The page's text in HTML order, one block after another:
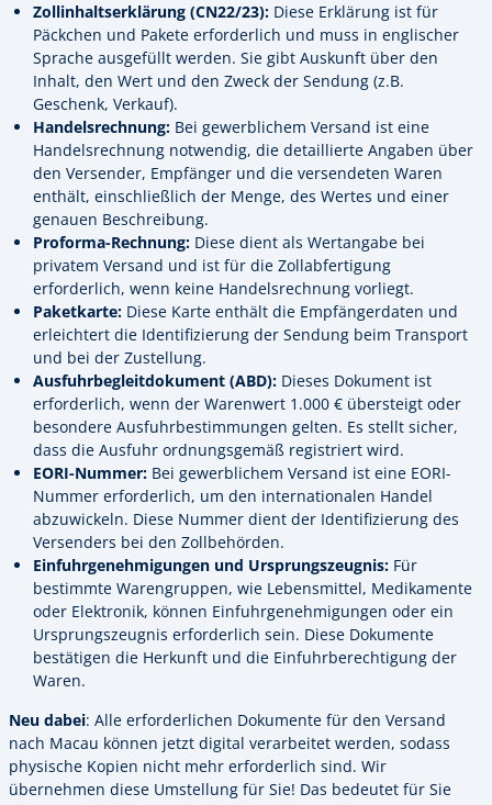
Zollinhaltserklärung (CN22/23): Diese Erklärung ist für
Päckchen und Pakete erforderlich und muss in englischer
Sprache ausgefüllt werden. Sie gibt Auskunft über den
Inhalt, den Wert und den Zweck der Sendung (z.B.
Geschenk, Verkauf).
Handelsrechnung: Bei gewerblichem Versand ist eine
Handelsrechnung notwendig, die detaillierte Angaben über
den Versender, Empfänger und die versendeten Waren
enthält, einschließlich der Menge, des Wertes und einer
genauen Beschreibung.
Proforma-Rechnung: Diese dient als Wertangabe bei
privatem Versand und ist für die Zollabfertigung
erforderlich, wenn keine Handelsrechnung vorliegt.
Paketkarte: Diese Karte enthält die Empfängerdaten und
erleichtert die Identifizierung der Sendung beim Transport
und bei der Zustellung.
Ausfuhrbegleitdokument (ABD): Dieses Dokument ist
erforderlich, wenn der Warenwert 1.000 € übersteigt oder
besondere Ausfuhrbestimmungen gelten. Es stellt sicher,
dass die Ausfuhr ordnungsgemäß registriert wird.
EORI-Nummer: Bei gewerblichem Versand ist eine EORI-
Nummer erforderlich, um den internationalen Handel
abzuwickeln. Diese Nummer dient der Identifizierung des
Versenders bei den Zollbehörden.
Einfuhrgenehmigungen und Ursprungszeugnis: Für
bestimmte Warengruppen, wie Lebensmittel, Medikamente
oder Elektronik, können Einfuhrgenehmigungen oder ein
Ursprungszeugnis erforderlich sein. Diese Dokumente
bestätigen die Herkunft und die Einfuhrberechtigung der
Waren.
Neu dabei: Alle erforderlichen Dokumente für den Versand
nach Macau können jetzt digital verarbeitet werden, sodass
physische Kopien nicht mehr erforderlich sind. Wir
übernehmen diese Umstellung für Sie! Das bedeutet für Sie